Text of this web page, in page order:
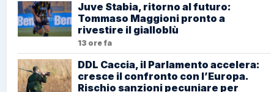
Juve Stabia, ritorno al futuro:
Tommaso Maggioni pronto a
rivestire il gialloblù
13 ore fa
DDL Caccia, il Parlamento accelera:
cresce il confronto con l’Europa.
Rischio sanzioni pecuniare per